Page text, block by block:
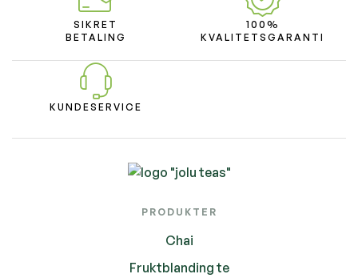
SIKRET
BETALING
100%
KVALITETSGARANTI
KUNDESERVICE
PRODUKTER
Chai
Fruktblanding te